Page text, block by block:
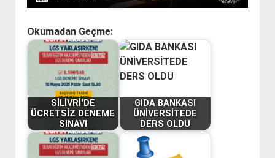
Okumadan Geçme:
SİLİVRİ'DE
ÜCRETSİZ DENEME
SINAVI
GIDA BANKASI
ÜNİVERSİTEDE
DERS OLDU